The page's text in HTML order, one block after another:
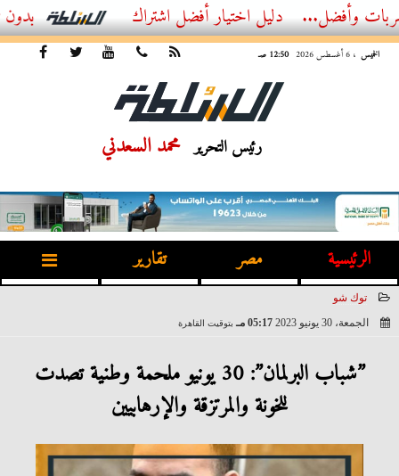
أفضل اشتراك IPTV بدون تقطيع 2026 – دليل المشاهد العصري
الخميس ، 6 أغسطس 2026 12:50 صـ
رئيس التحرير محمد السعدني
الرئيسية مصر تقارير
توك شو
الجمعة، 30 يونيو 2023
05:17 مـ بتوقيت القاهرة
”شباب البرلمان”: 30 يونيو ملحمة وطنية تصدت
للخونة والمرتزقة والإرهابيين